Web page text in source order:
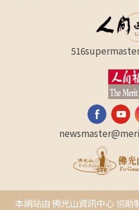
本網站由 佛光山資訊中心 協